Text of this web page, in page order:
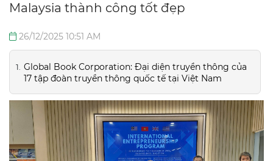
Malaysia thành công tốt đẹp
26/12/2025 10:51 AM
Global Book Corporation: Đại diện truyền thông của
17 tập đoàn truyền thông quốc tế tại Việt Nam